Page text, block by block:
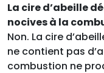
La cire d’abeille
nocives à la
Non. La cire
ne contient pas
combustion ne